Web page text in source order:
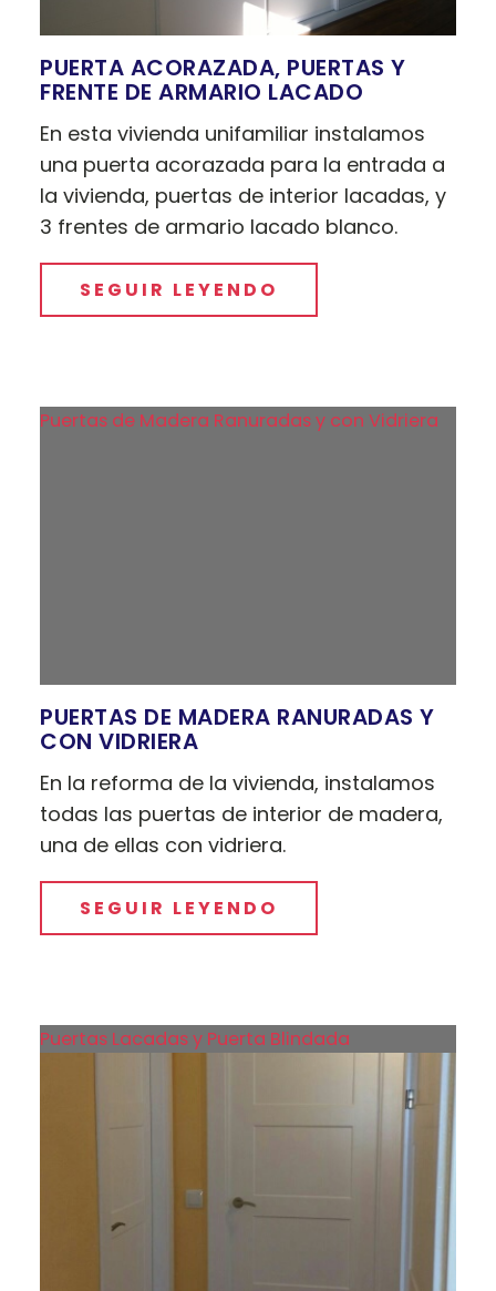
PUERTA ACORAZADA, PUERTAS Y
FRENTE DE ARMARIO LACADO
En esta vivienda unifamiliar instalamos
una puerta acorazada para la entrada a
la vivienda, puertas de interior lacadas, y
3 frentes de armario lacado blanco.
SEGUIR LEYENDO
Puertas de Madera Ranuradas y con Vidriera
PUERTAS DE MADERA RANURADAS Y
CON VIDRIERA
En la reforma de la vivienda, instalamos
todas las puertas de interior de madera,
una de ellas con vidriera.
SEGUIR LEYENDO
Puertas Lacadas y Puerta Blindada